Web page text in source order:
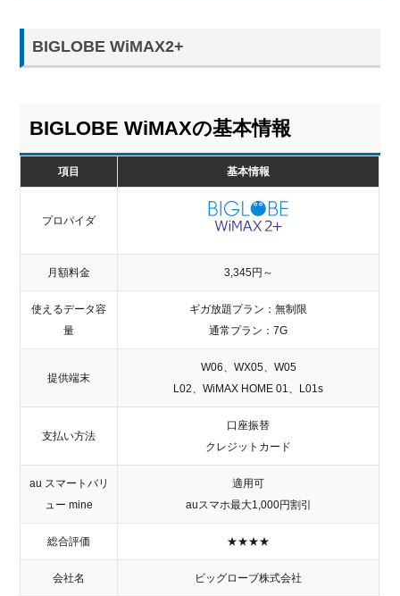
BIGLOBE WiMAX2+
BIGLOBE WiMAXの基本情報
項目 基本情報
プロパイダ
月額料金 3,345円～
使えるデータ容
量
ギガ放題プラン：無制限
通常プラン：7G
提供端末
W06、WX05、W05
L02、WiMAX HOME 01、L01s
支払い方法
口座振替
クレジットカード
au スマートバリ
ュー mine
適用可
auスマホ最大1,000円割引
総合評価 ★★★★
会社名 ビッグローブ株式会社